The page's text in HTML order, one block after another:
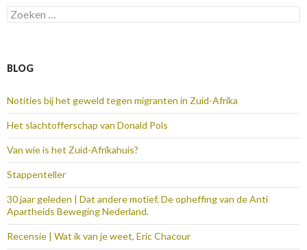
Zoeken
naar:
BLOG
Notities bij het geweld tegen migranten in Zuid-Afrika
Het slachtofferschap van Donald Pols
Van wie is het Zuid-Afrikahuis?
Stappenteller
30 jaar geleden | Dat andere motief. De opheffing van de Anti
Apartheids Beweging Nederland.
Recensie | Wat ik van je weet, Eric Chacour